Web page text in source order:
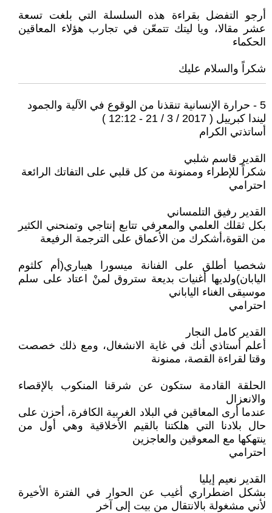
أرجو التفضل بقراءة هذه السلسلة التي بلغت تسعة
عشر مقالا، ويا ليتك تتمعّن في تجارب هؤلاء المعاقين
الحكماء
شكراً والسلام عليك
5 - حرارة الإنسانية تنقذنا من الوقوع في الآلية والجمود
ليندا كبرييل ( 2017 / 3 / 21 - 12:12 )
أساتذتي الكرام
القدير قاسم شلبي
شكراً للإطراء وممنونة من كل قلبي على التفاتك الرائعة
احترامي
القدير رفيق التلمساني
بكل ثقلك العلمي والمعرفي تتابع إنتاجي وتمنحني الكثير
من القوة،أشكرك من الأعماق على الترجمة الرفيعة
شخصيا أطلق على الفنانة ميسورا هيباري(أم كلثوم
اليابان)ولديها أغنيات بديعة ستروق لمنْ اعتاد على سلم
موسيقى الغناء الياباني
احترامي
القدير كامل النجار
أعلم أستاذي أنك في غاية الانشغال، ومع ذلك خصصت
وقتا لقراءة القصة، ممنونة
الحلقة القادمة ستكون عن شرقنا المنكوب بالإقصاء
والانعزال
عندما أرى المعاقين في البلاد الغربية الكافرة، أحزن على
حال بلادنا التي هلكتنا بالقيم الأخلاقية وهي أول من
ينتهكها مع المعوقين والعاجزين
احترامي
القدير نعيم إيليا
بشكل اضطراري أغيب عن الحوار في الفترة الأخيرة
لأني مشغولة بالانتقال من بيت إلى آخر